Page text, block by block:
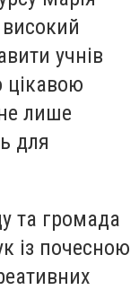
учнів
цікавою
лише
для
та громада
із почесною